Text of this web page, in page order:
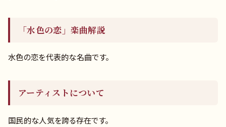
「水色の恋」楽曲解説
水色の恋を代表的な名曲です。
アーティストについて
国民的な人気を誇る存在です。